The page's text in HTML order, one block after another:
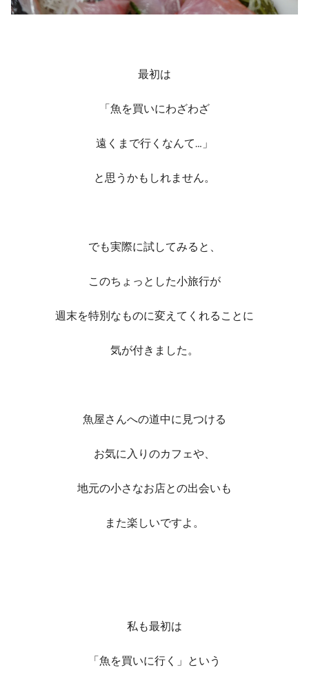
最初は
「魚を買いにわざわざ
遠くまで行くなんて…」
と思うかもしれません。
でも実際に試してみると、
このちょっとした小旅行が
週末を特別なものに変えてくれることに
気が付きました。
魚屋さんへの道中に見つける
お気に入りのカフェや、
地元の小さなお店との出会いも
また楽しいですよ。
私も最初は
「魚を買いに行く」という